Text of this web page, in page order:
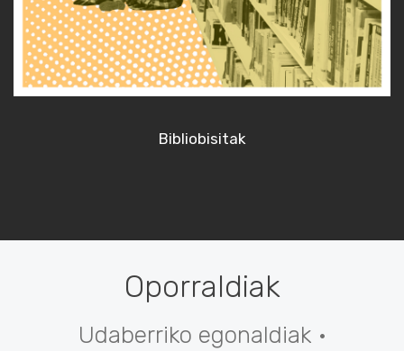
Bibliobisitak
Oporraldiak
Udaberriko egonaldiak ·